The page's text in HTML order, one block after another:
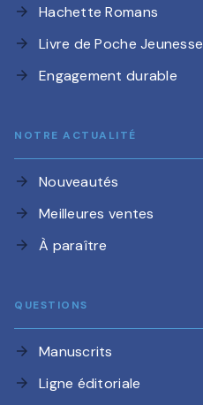
arrow_forward Hachette Romans
arrow_forward Livre de Poche Jeunesse
arrow_forward Engagement durable
NOTRE ACTUALITÉ
arrow_forward Nouveautés
arrow_forward Meilleures ventes
arrow_forward À paraître
QUESTIONS
arrow_forward Manuscrits
arrow_forward Ligne éditoriale